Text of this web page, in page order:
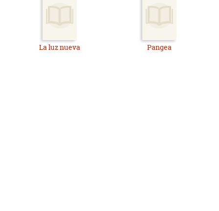
La luz nueva Pangea